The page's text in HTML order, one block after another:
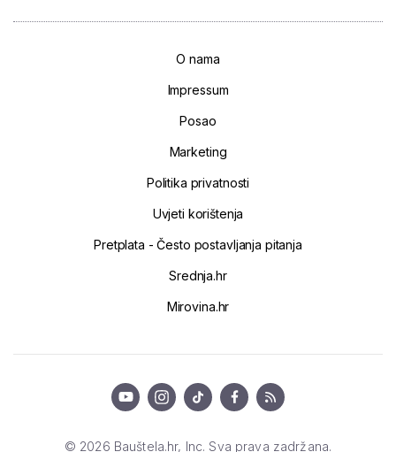
O nama
Impressum
Posao
Marketing
Politika privatnosti
Uvjeti korištenja
Pretplata - Često postavljanja pitanja
Srednja.hr
Mirovina.hr
© 2026 Bauštela.hr, Inc. Sva prava zadržana.